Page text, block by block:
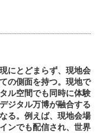
にとどまらず、現地会
の側面を持つ。現地で
ル空間でも同時に体験
ジタル万博が融合する
る。例えば、現地会場
ンでも配信され、世界